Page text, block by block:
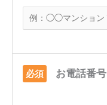
必須 お電話番号